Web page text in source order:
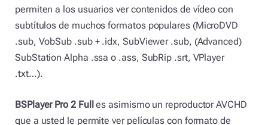
permiten a los usuarios ver contenidos de vídeo con
subtítulos de muchos formatos populares (MicroDVD
.sub, VobSub .sub + .idx, SubViewer .sub, (Advanced)
SubStation Alpha .ssa o .ass, SubRip .srt, VPlayer
.txt…).
BSPlayer Pro 2 Full es asimismo un reproductor AVCHD
que a usted le permite ver películas con formato de